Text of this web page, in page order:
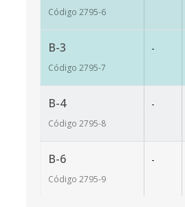
Código 2795-6
B-3
Código 2795-7
-
B-4
Código 2795-8
-
B-6
Código 2795-9
-